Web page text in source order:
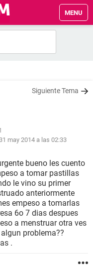
MENU
Siguiente Tema
31 may 2014 a las 02:33
bueno les cuento
a tomar pastillas
le vino su primer
anteriormente
empeso a tomarlas
6o 7 dias despues
a menstruar otra ves
problema??
.